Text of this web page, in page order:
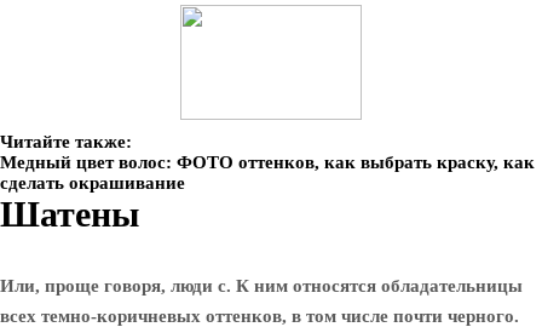
Читайте также:
Медный цвет волос: ФОТО оттенков, как выбрать краску, как
сделать окрашивание
Шатены
Или, проще говоря, люди с. К ним относятся обладательницы
всех темно-коричневых оттенков, в том числе почти черного.